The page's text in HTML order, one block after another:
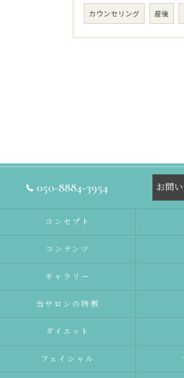
カウンセリング 産後
050-8884-3954 お問
コンセプト
コンテンツ
ギャラリー
当サロンの特徴
ダイエット
フェイシャル